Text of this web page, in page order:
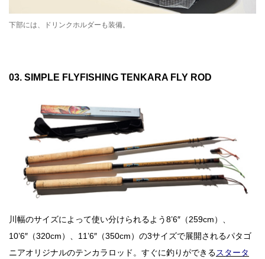
下部には、ドリンクホルダーも装備。
03. SIMPLE FLYFISHING TENKARA FLY ROD
川幅のサイズによって使い分けられるよう8’6″（259cm）、
10’6″（320cm）、11’6″（350cm）の3サイズで展開されるパタゴ
ニアオリジナルのテンカラロッド。すぐに釣りができるスタータ